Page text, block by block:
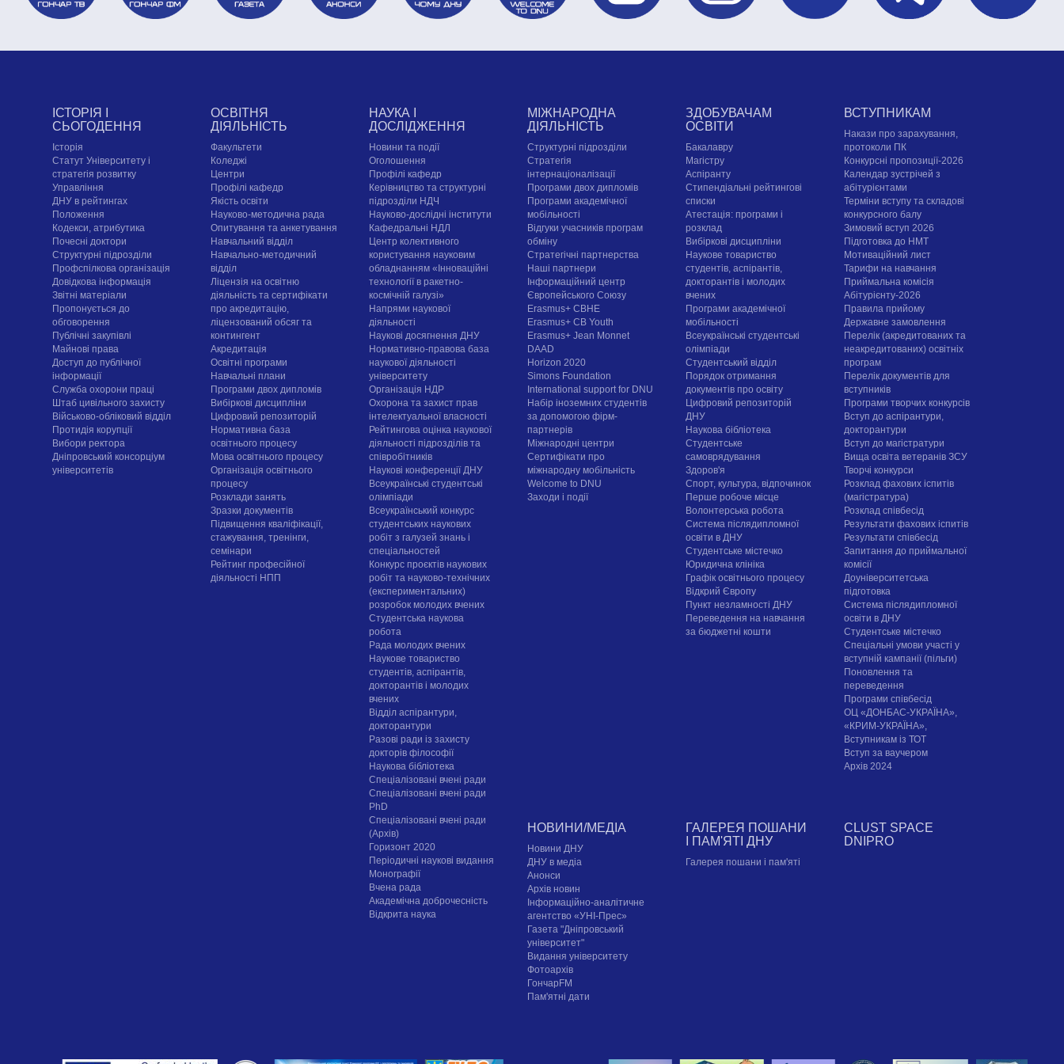
ІСТОРІЯ І
СЬОГОДЕННЯ
Історія
Статут Університету і
стратегія розвитку
Управління
ДНУ в рейтингах
Положення
Кодекси, атрибутика
Почесні доктори
Структурні підрозділи
Профспілкова організація
Довідкова інформація
Звітні матеріали
Пропонується до
обговорення
Публічні закупівлі
Майнові права
Доступ до публічної
інформації
Служба охорони праці
Штаб цивільного захисту
Військово-обліковий відділ
Протидія корупції
Вибори ректора
Дніпровський консорціум
університетів
ОСВІТНЯ
ДІЯЛЬНІСТЬ
Факультети
Коледжі
Центри
Профілі кафедр
Якість освіти
Науково-методична рада
Опитування та анкетування
Навчальний відділ
Навчально-методичний
відділ
Ліцензія на освітню
діяльність та сертифікати
про акредитацію,
ліцензований обсяг та
контингент
Акредитація
Освітні програми
Навчальні плани
Програми двох дипломів
Вибіркові дисципліни
Цифровий репозиторій
Нормативна база
освітнього процесу
Мова освітнього процесу
Організація освітнього
процесу
Розклади занять
Зразки документів
Підвищення кваліфікації,
стажування, тренінги,
семінари
Рейтинг професійної
діяльності НПП
НАУКА І
ДОСЛІДЖЕННЯ
Новини та події
Оголошення
Профілі кафедр
Керівництво та структурні
підрозділи НДЧ
Науково-дослідні інститути
Кафедральні НДЛ
Центр колективного
користування науковим
обладнанням «Інноваційні
технології в ракетно-
космічній галузі»
Напрями наукової
діяльності
Наукові досягнення ДНУ
Нормативно-правова база
наукової діяльності
університету
Організація НДР
Охорона та захист прав
інтелектуальної власності
Рейтингова оцінка наукової
діяльності підрозділів та
співробітників
Наукові конференції ДНУ
Всеукраїнські студентські
олімпіади
Всеукраїнський конкурс
студентських наукових
робіт з галузей знань і
спеціальностей
Конкурс проєктів наукових
робіт та науково-технічних
(експериментальних)
розробок молодих вчених
Студентська наукова
робота
Рада молодих вчених
Наукове товариство
студентів, аспірантів,
докторантів і молодих
вчених
Відділ аспірантури,
докторантури
Разові ради із захисту
докторів філософії
Наукова бібліотека
Спеціалізовані вчені ради
Спеціалізовані вчені ради
PhD
Спеціалізовані вчені ради
(Архів)
Горизонт 2020
Періодичні наукові видання
Монографії
Вчена рада
Академічна доброчесність
Відкрита наука
МІЖНАРОДНА
ДІЯЛЬНІСТЬ
Структурні підрозділи
Стратегія
інтернаціоналізації
Програми двох дипломів
Програми академічної
мобільності
Відгуки учасників програм
обміну
Стратегічні партнерства
Наші партнери
Інформаційний центр
Європейського Союзу
Erasmus+ CBHE
Erasmus+ CB Youth
Erasmus+ Jean Monnet
DAAD
Horizon 2020
Simons Foundation
International support for DNU
Набір іноземних студентів
за допомогою фірм-
партнерів
Міжнародні центри
Сертифікати про
міжнародну мобільність
Welcome to DNU
Заходи і події
ЗДОБУВАЧАМ
ОСВІТИ
Бакалавру
Магістру
Аспіранту
Стипендіальні рейтингові
списки
Атестація: програми і
розклад
Вибіркові дисципліни
Наукове товариство
студентів, аспірантів,
докторантів і молодих
вчених
Програми академічної
мобільності
Всеукраїнські студентські
олімпіади
Студентський відділ
Порядок отримання
документів про освіту
Цифровий репозиторій
ДНУ
Наукова бібліотека
Студентське
самоврядування
Здоров'я
Спорт, культура, відпочинок
Перше робоче місце
Волонтерська робота
Система післядипломної
освіти в ДНУ
Cтудентське містечко
Юридична клініка
Графік освітнього процесу
Відкрий Європу
Пункт незламності ДНУ
Переведення на навчання
за бюджетні кошти
ВСТУПНИКАМ
Накази про зарахування,
протоколи ПК
Конкурсні пропозиції-2026
Календар зустрічей з
абітурієнтами
Терміни вступу та складові
конкурсного балу
Зимовий вступ 2026
Підготовка до НМТ
Мотиваційний лист
Тарифи на навчання
Приймальна комісія
Абітурієнту-2026
Правила прийому
Державне замовлення
Перелік (акредитованих та
неакредитованих) освітніх
програм
Перелік документів для
вступників
Програми творчих конкурсiв
Вступ до аспірантури,
докторантури
Вступ до магістратури
Вища освіта ветеранів ЗСУ
Творчі конкурси
Розклад фахових іспитів
(магістратура)
Розклад співбесід
Результати фахових іспитів
Результати співбесід
Запитання до приймальної
комісії
Доуніверситетська
підготовка
Система післядипломної
освіти в ДНУ
Cтудентське містечко
Спеціальні умови участі у
вступній кампанії (пільги)
Поновлення та
переведення
Програми співбесід
ОЦ «ДОНБАС-УКРАЇНА»,
«КРИМ-УКРАЇНА»,
Вступникам із ТОТ
Вступ за ваучером
Архів 2024
НОВИНИ/МЕДІА
Новини ДНУ
ДНУ в медіа
Анонси
Архів новин
Інформаційно-аналітичне
агентство «УНІ-Прес»
Газета "Дніпровський
університет"
Видання університету
Фотоархів
ГончарFM
Пам'ятні дати
ГАЛЕРЕЯ ПОШАНИ
І ПАМ'ЯТІ ДНУ
Галерея пошани і пам'яті
CLUST SPACE
DNIPRO